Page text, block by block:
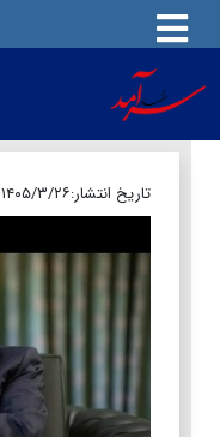
تاریخ انتشار:۱۴۰۵/۳/۲۶